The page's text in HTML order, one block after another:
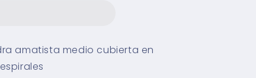
amatista medio cubierta en